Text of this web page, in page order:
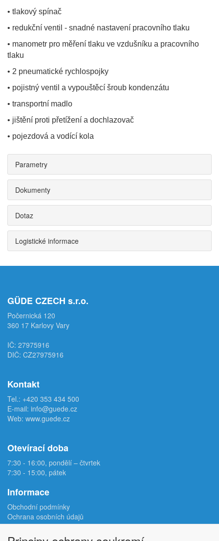
• tlakový spínač
• redukční ventil - snadné nastavení pracovního tlaku
• manometr pro měření tlaku ve vzdušníku a pracovního
tlaku
• 2 pneumatické rychlospojky
• pojistný ventil a vypouštěcí šroub kondenzátu
• transportní madlo
• jištění proti přetížení a dochlazovač
• pojezdová a vodící kola
Parametry
Dokumenty
Dotaz
Logistické informace
GÜDE CZECH s.r.o.
Počernická 120
360 17 Karlovy Vary
IČ: 27975916
DIČ: CZ27975916
Kontakt
Tel.: +420 353 434 500
E-mail: info@guede.cz
Web: www.guede.cz
Otevírací doba
7:30 - 16:00, pondělí – čtvrtek
7:30 - 15:00, pátek
Informace
Obchodní podmínky
Ochrana osobních údajů
Reklamační protokol
Odstoupení od smlouvy